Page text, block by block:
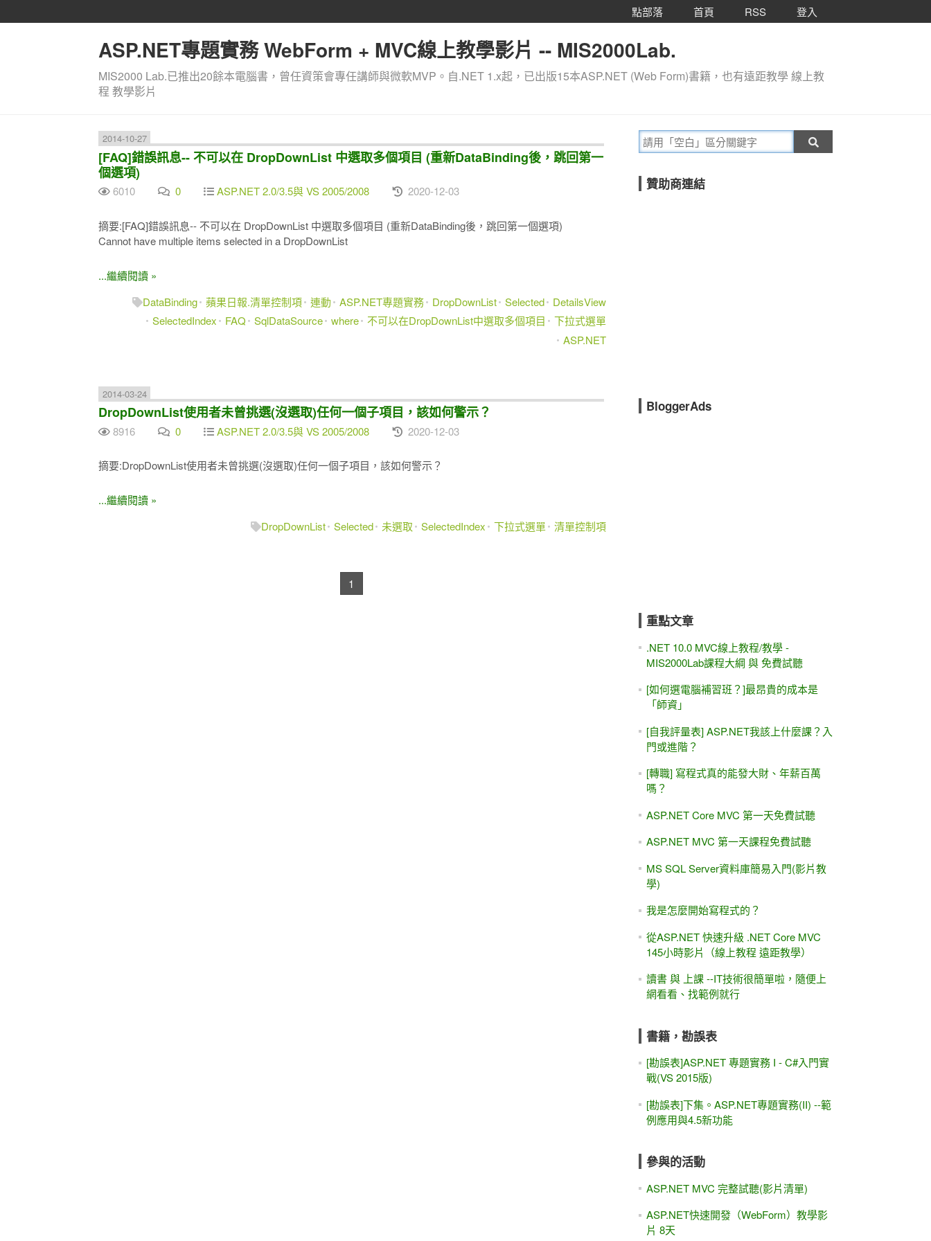
點部落 首頁 RSS 登入
ASP.NET專題實務 WebForm + MVC線上教學影片 -- MIS2000Lab.
MIS2000 Lab.已推出20餘本電腦書，曾任資策會專任講師與微軟MVP。自.NET 1.x起，已出版15本ASP.NET (Web Form)書籍，也有遠距教學 線上教
程 教學影片
2014-10-27
[FAQ]錯誤訊息-- 不可以在 DropDownList 中選取多個項目 (重新DataBinding後，跳回第一
個選項)
6010 0 ASP.NET 2.0/3.5與 VS 2005/2008 2020-12-03
摘要:[FAQ]錯誤訊息-- 不可以在 DropDownList 中選取多個項目 (重新DataBinding後，跳回第一個選項)
Cannot have multiple items selected in a DropDownList
...繼續閱讀 »
DataBinding 蘋果日報.清單控制項 連動 ASP.NET專題實務 DropDownList Selected
DetailsView
SelectedIndex
FAQ SqlDataSource where 不可以在DropDownList中選取多個項目
下拉式選單
ASP.NET
2014-03-24
DropDownList使用者未曾挑選(沒選取)任何一個子項目，該如何警示？
8916 0 ASP.NET 2.0/3.5與 VS 2005/2008 2020-12-03
摘要:DropDownList使用者未曾挑選(沒選取)任何一個子項目，該如何警示？
...繼續閱讀 »
DropDownList Selected 未選取 SelectedIndex 下拉式選單 清單控制項
1
贊助商連結
BloggerAds
重點文章
.NET 10.0 MVC線上教程/教學 -
MIS2000Lab課程大綱 與 免費試聽
[如何選電腦補習班？]最昂貴的成本是
「師資」
[自我評量表] ASP.NET我該上什麼課？入
門或進階？
[轉職] 寫程式真的能發大財、年薪百萬
嗎？
ASP.NET Core MVC 第一天免費試聽
ASP.NET MVC 第一天課程免費試聽
MS SQL Server資料庫簡易入門(影片教
學)
我是怎麼開始寫程式的？
從ASP.NET 快速升級 .NET Core MVC
145小時影片（線上教程 遠距教學）
讀書 與 上課 --IT技術很簡單啦，隨便上
網看看、找範例就行
書籍，勘誤表
[勘誤表]ASP.NET 專題實務 I - C#入門實
戰(VS 2015版)
[勘誤表]下集。ASP.NET專題實務(II) --範
例應用與4.5新功能
參與的活動
ASP.NET MVC 完整試聽(影片清單)
ASP.NET快速開發（WebForm）教學影
片 8天